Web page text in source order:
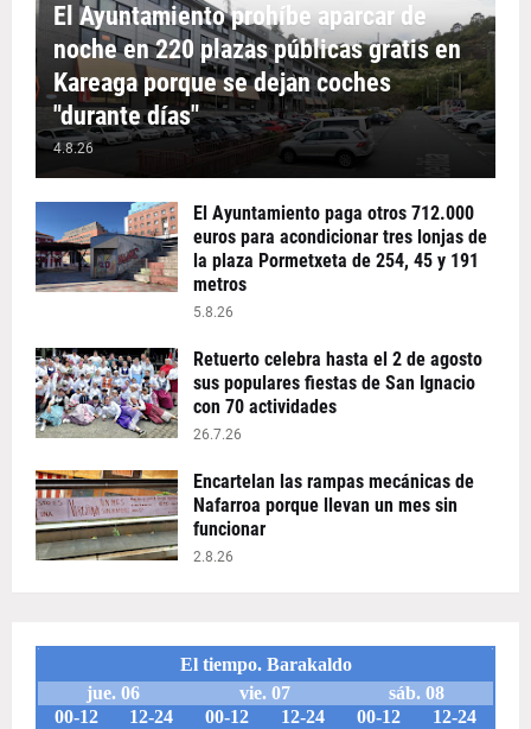
El Ayuntamiento prohíbe aparcar de
noche en 220 plazas públicas gratis en
Kareaga porque se dejan coches
"durante días"
4.8.26
El Ayuntamiento paga otros 712.000
euros para acondicionar tres lonjas de
la plaza Pormetxeta de 254, 45 y 191
metros
5.8.26
Retuerto celebra hasta el 2 de agosto
sus populares fiestas de San Ignacio
con 70 actividades
26.7.26
Encartelan las rampas mecánicas de
Nafarroa porque llevan un mes sin
funcionar
2.8.26